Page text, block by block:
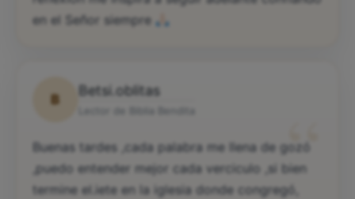
en el Señor siempre
B
Betsi.oblitas
“
Buenas tardes ,cada palabra me llena de gozó
,puedo entender mejor cada verciculo ,si bien
termine el.iete en la iglesia donde congregó,